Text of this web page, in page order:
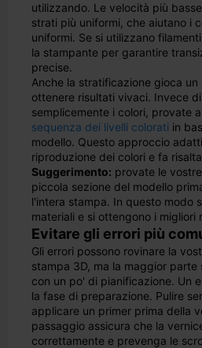
utilizzando. Le velocità più
strati più uniformi, che aiutano i
uniformi. Se si utilizzano
la stampante per garantire
precise.
Anche la stratificazione gioca
ottenere risultati vivaci. Invece
semplicemente i colori, provate a
sequenza dei livelli colorati in
modello. Questo approccio
riproduzione dei colori e fa
Suggerimento: provate le
piccola sezione del modello
l'intera stampa. In questo modo
materiali e si ottengono i migliori
Evitare gli errori più
Gli errori possono rovinare la
stampa 3D, ma la maggior parte
con un po' di pianificazione. Un
la fase di preparazione. Pulire
applicare un primer prima della
passaggio assicura che la
correttamente e prevenga le